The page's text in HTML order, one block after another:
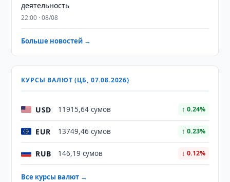
деятельность
22:00 · 08/08
Больше новостей →
КУРСЫ ВАЛЮТ (ЦБ, 07.08.2026)
USD 11915,64 сумов ↑ 0.24%
EUR 13749,46 сумов ↑ 0.23%
RUB 146,19 сумов ↓ 0.12%
Все курсы валют →